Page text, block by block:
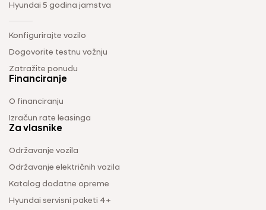
Hyundai 5 godina jamstva
Konfigurirajte vozilo
Dogovorite testnu vožnju
Zatražite ponudu
Financiranje
O financiranju
Izračun rate leasinga
Za vlasnike
Održavanje vozila
Održavanje električnih vozila
Katalog dodatne opreme
Hyundai servisni paketi 4+